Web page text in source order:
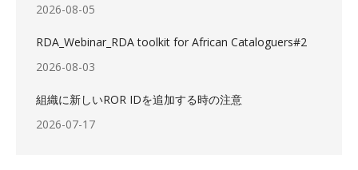
2026-08-05
RDA_Webinar_RDA toolkit for African Cataloguers#2
2026-08-03
組織に新しいROR IDを追加する時の注意
2026-07-17